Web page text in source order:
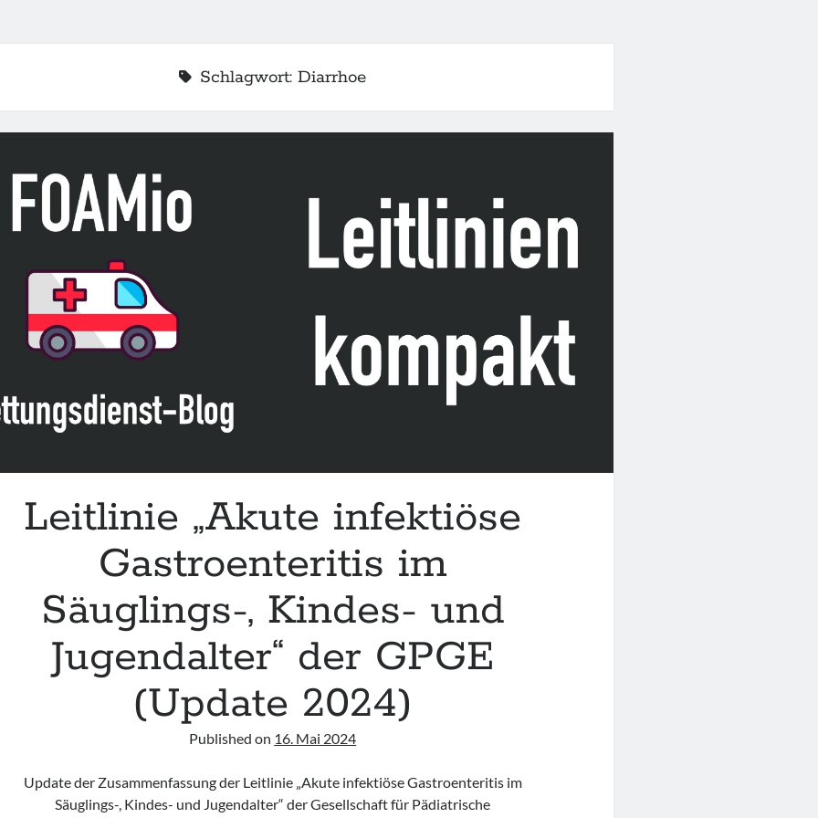
Schlagwort:Diarrhoe
Leitlinie „Akute infektiöse
Gastroenteritis im
Säuglings-, Kindes- und
Jugendalter“ der GPGE
(Update 2024)
Published on 16. Mai 2024
Update der Zusammenfassung der Leitlinie „Akute infektiöse Gastroenteritis im
Säuglings-, Kindes- und Jugendalter“ der Gesellschaft für Pädiatrische